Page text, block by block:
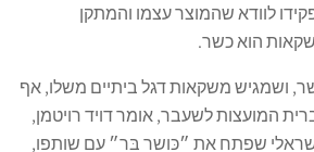
לוודא שהמוצר עצמו והמתקן
הוא כשר.
בר שהוא 100% כשר, ושמגיש משקאות דגל ביתיים משלו, אף
המועצות לשעבר, אומר דויד רויטמן,
שפתח את ״כּושר בּר״ עם שותפו,